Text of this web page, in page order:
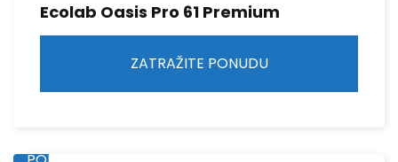
Ecolab Oasis Pro 61 Premium
ZATRAŽITE PONUDU